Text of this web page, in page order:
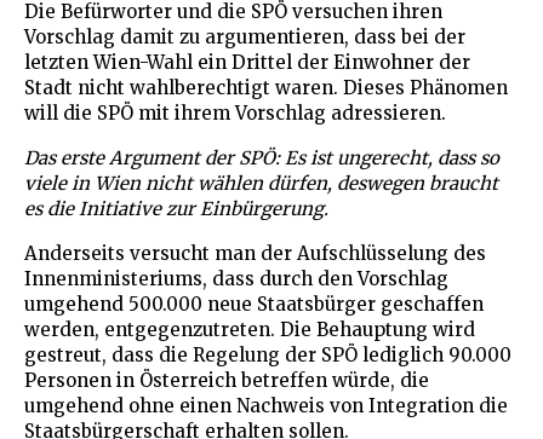
Die Befürworter und die SPÖ versuchen ihren
Vorschlag damit zu argumentieren, dass bei der
letzten Wien-Wahl ein Drittel der Einwohner der
Stadt nicht wahlberechtigt waren. Dieses Phänomen
will die SPÖ mit ihrem Vorschlag adressieren.
Das erste Argument der SPÖ: Es ist ungerecht, dass so
viele in Wien nicht wählen dürfen, deswegen braucht
es die Initiative zur Einbürgerung.
Anderseits versucht man der Aufschlüsselung des
Innenministeriums, dass durch den Vorschlag
umgehend 500.000 neue Staatsbürger geschaffen
werden, entgegenzutreten. Die Behauptung wird
gestreut, dass die Regelung der SPÖ lediglich 90.000
Personen in Österreich betreffen würde, die
umgehend ohne einen Nachweis von Integration die
Staatsbürgerschaft erhalten sollen.